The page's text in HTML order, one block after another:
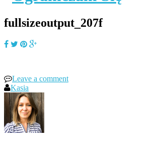
fullsizeoutput_207f
Leave a comment
Kasia